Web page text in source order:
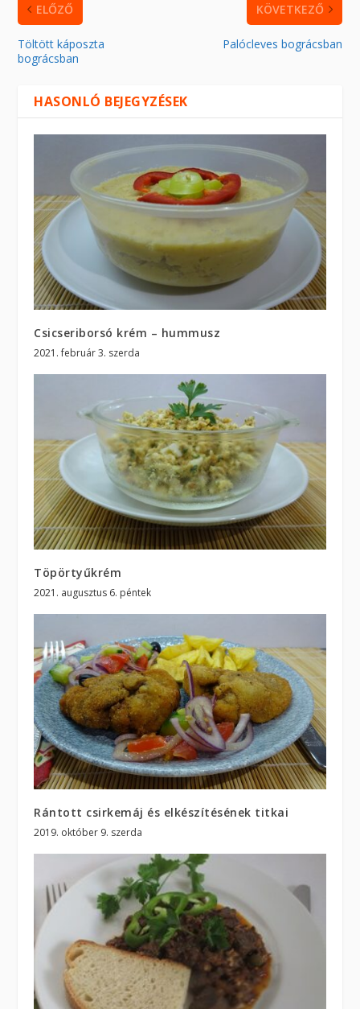
ELŐZŐ
Töltött káposzta
bográcsban
KÖVETKEZŐ
Palócleves bográcsban
HASONLÓ BEJEGYZÉSEK
Csicseriborsó krém – hummusz
2021. február 3. szerda
Töpörtyűkrém
2021. augusztus 6. péntek
Rántott csirkemáj és elkészítésének titkai
2019. október 9. szerda